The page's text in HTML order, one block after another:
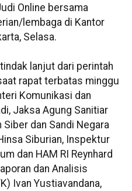
Online bersama
lembaga di Kantor
Selasa.
lanjut dari perintah
rapat terbatas minggu
Komunikasi dan
Jaksa Agung Sanitiar
Siber dan Sandi Negara
Siburian, Inspektur
dan HAM RI Reynhard
dan Analisis
Ivan Yustiavandana,